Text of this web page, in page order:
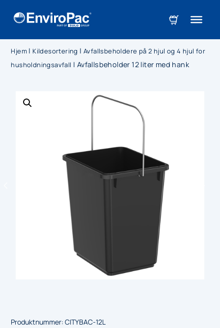
Hjem | Kildesortering |Avfallsbeholdere på 2 hjul og 4 hjul for
husholdningsavfall | Avfallsbeholder 12 liter med hank
Produktnummer:CITYBAC-12L